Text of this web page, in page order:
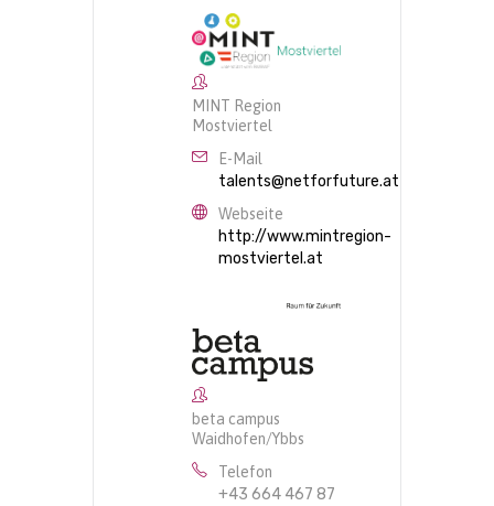
MINT Region
Mostviertel
E-Mail
talents@netforfuture.at
Webseite
http://www.mintregion-
mostviertel.at
beta campus
Waidhofen/Ybbs
Telefon
+43 664 467 87